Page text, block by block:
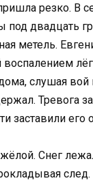
резко. В
под двадцать
метель.
слушая вой
Тревога
заставили его
Снег